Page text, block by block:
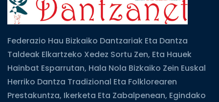
Federazio Hau Bizkaiko Dantzariak Eta Dantza
Taldeak Elkartzeko Xedez Sortu Zen, Eta Hauek
Hainbat Esparrutan, Hala Nola Bizkaiko Zein Euskal
Herriko Dantza Tradizional Eta Folklorearen
Prestakuntza, Ikerketa Eta Zabalpenean, Egindako